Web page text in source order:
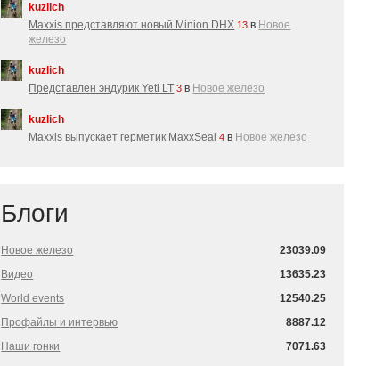
kuzlich
Maxxis представляют новый Minion DHX 13 в Новое
железо
kuzlich
Представлен эндурик Yeti LT 3 в Новое железо
kuzlich
Maxxis выпускает герметик MaxxSeal 4 в Новое железо
Блоги
Новое железо
23039.09
Видео
13635.23
World events
12540.25
Профайлы и интервью
8887.12
Наши гонки
7071.63